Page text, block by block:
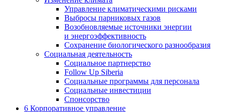
Управление климатическими рисками
Выбросы парниковых газов
Возобновляемые источники энергии
и энергоэффективность
Сохранение биологического разнообразия
Социальная деятельность
Социальное партнерство
Follow Up Siberia
Социальные программы для персонала
Социальные инвестиции
Спонсорство
6 Корпоративное управление